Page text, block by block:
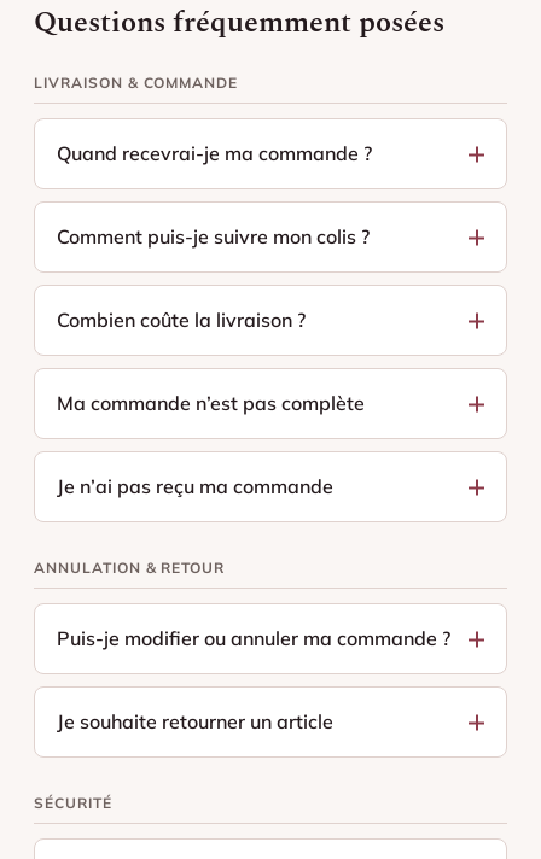
Questions fréquemment posées
LIVRAISON & COMMANDE
Quand recevrai-je ma commande ?
Comment puis-je suivre mon colis ?
Combien coûte la livraison ?
Ma commande n’est pas complète
Je n’ai pas reçu ma commande
ANNULATION & RETOUR
Puis-je modifier ou annuler ma commande ?
Je souhaite retourner un article
SÉCURITÉ